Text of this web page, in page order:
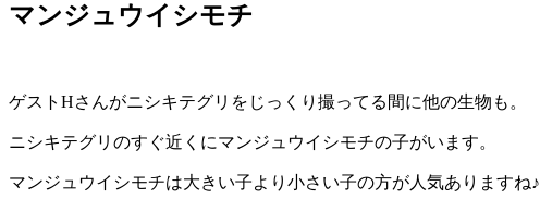
マンジュウイシモチ
ゲストHさんがニシキテグリをじっくり撮ってる間に他の生物も。
ニシキテグリのすぐ近くにマンジュウイシモチの子がいます。
マンジュウイシモチは大きい子より小さい子の方が人気ありますね♪